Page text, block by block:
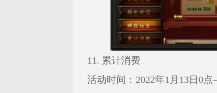
11. 累计消费
活动时间：2022年1月13日0